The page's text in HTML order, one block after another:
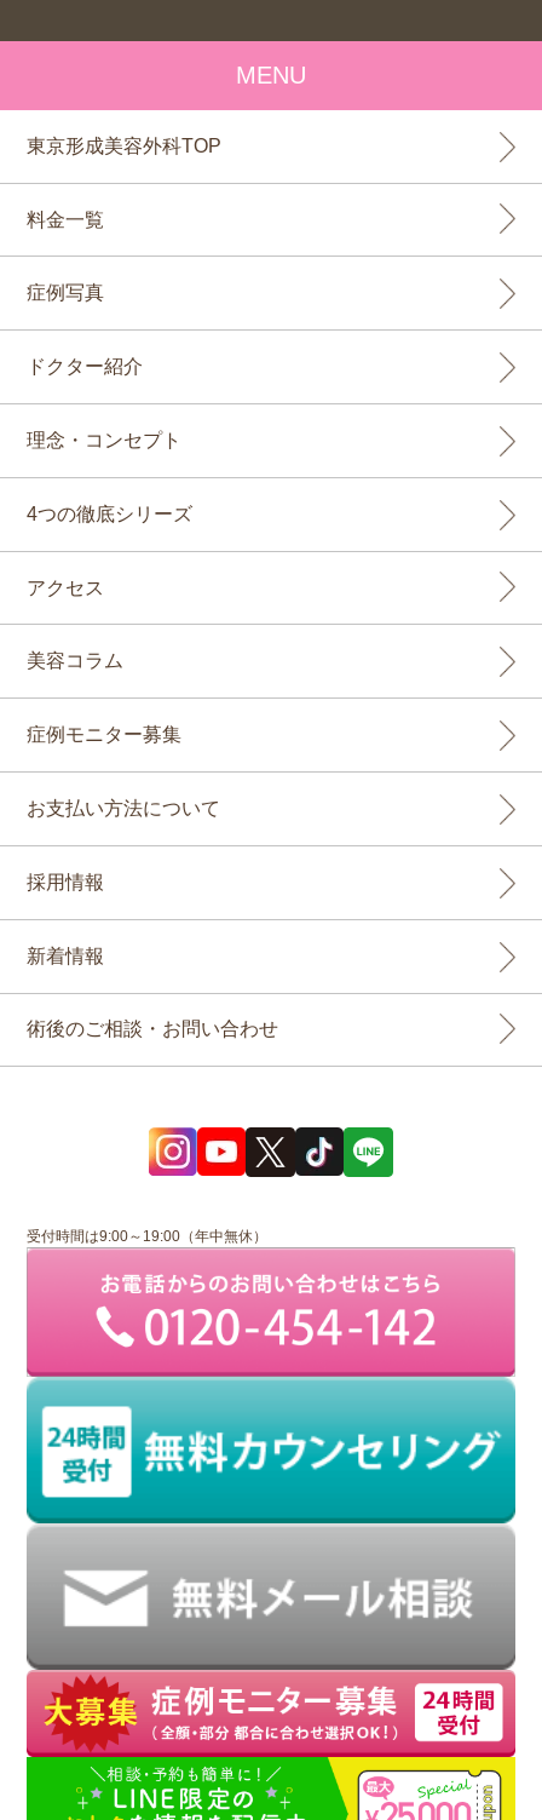
MENU
東京形成美容外科TOP
料金一覧
症例写真
ドクター紹介
理念・コンセプト
4つの徹底シリーズ
アクセス
美容コラム
症例モニター募集
お支払い方法について
採用情報
新着情報
術後のご相談・お問い合わせ
受付時間は9:00～19:00（年中無休）